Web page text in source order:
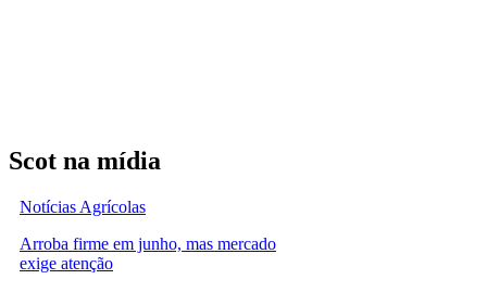
Scot na mídia
Notícias Agrícolas
Arroba firme em junho, mas mercado
exige atenção